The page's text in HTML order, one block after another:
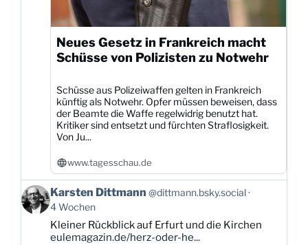
Neues Gesetz in Frankreich macht
Schüsse von Polizisten zu Notwehr
Schüsse aus Polizeiwaffen gelten in Frankreich
künftig als Notwehr. Opfer müssen beweisen, dass
der Beamte die Waffe regelwidrig benutzt hat.
Kritiker sind entsetzt und fürchten Straflosigkeit.
Von Ju...
www.tagesschau.de
Beitrag
von
Karsten
Dittmann
Karsten Dittmann @dittmann.bsky.social
4 Wochen
Kleiner Rückblick auf Erfurt und die Kirchen
eulemagazin.de/herz-oder-he...